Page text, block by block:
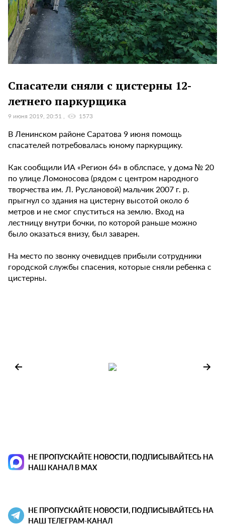
Спасатели сняли с цистерны 12-
летнего паркурщика
9 июня 2019, 20:51 1573
В Ленинском районе Саратова 9 июня помощь
спасателей потребовалась юному паркурщику.
Как сообщили ИА «Регион 64» в облспасе, у дома № 20
по улице Ломоносова (рядом с центром народного
творчества им. Л. Руслановой) мальчик 2007 г. р.
прыгнул со здания на цистерну высотой около 6
метров и не смог спуститься на землю. Вход на
лестницу внутри бочки, по которой раньше можно
было оказаться внизу, был заварен.
На место по звонку очевидцев прибыли сотрудники
городской службы спасения, которые сняли ребенка с
цистерны.
НЕ ПРОПУСКАЙТЕ НОВОСТИ, ПОДПИСЫВАЙТЕСЬ НА
НАШ КАНАЛ В MAX
НЕ ПРОПУСКАЙТЕ НОВОСТИ, ПОДПИСЫВАЙТЕСЬ НА
НАШ ТЕЛЕГРАМ-КАНАЛ